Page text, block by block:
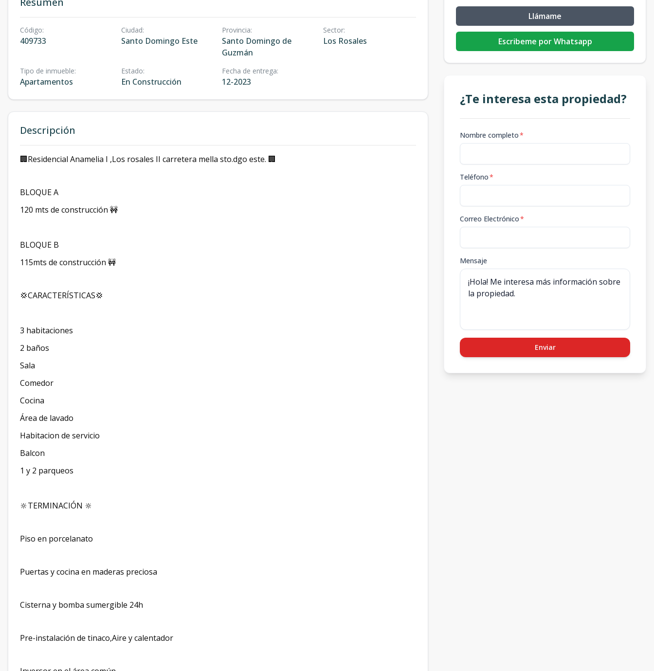
Código:
409733
Ciudad:
Santo Domingo Este
Provincia:
Santo Domingo de
Guzmán
Sector:
Los Rosales
Tipo de inmueble:
Apartamentos
Estado:
En Construcción
Fecha de entrega:
12-2023
Descripción
🏢Residencial Anamelia I ,Los rosales II carretera mella sto.dgo este. 🏢
BLOQUE A
120 mts de construcción 🚧
BLOQUE B
115mts de construcción 🚧
💢CARACTERÍSTICAS💢
3 habitaciones
2 baños
Sala
Comedor
Cocina
Área de lavado
Habitacion de servicio
Balcon
1 y 2 parqueos
🔆TERMINACIÓN 🔆
Piso en porcelanato
Puertas y cocina en maderas preciosa
Cisterna y bomba sumergible 24h
Pre-instalación de tinaco,Aire y calentador
Llámame
Escribeme por Whatsapp
¿Te interesa esta propiedad?
Nombre completo*
Teléfono*
Correo Electrónico*
Mensaje
Enviar